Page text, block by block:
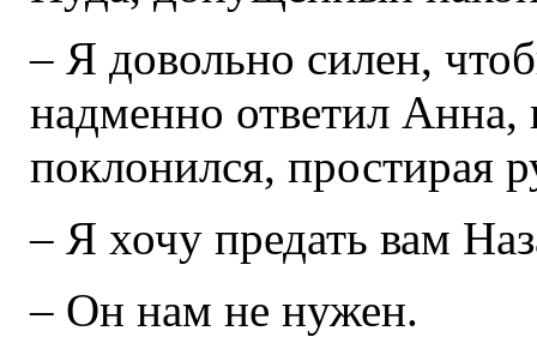
– Я довольно силен,
надменно ответил Анна,
поклонился, простирая
– Я хочу предать вам
– Он нам не нужен.